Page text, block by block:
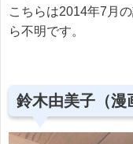
こちらは2014年7月
ら不明です。
鈴木由美子（漫